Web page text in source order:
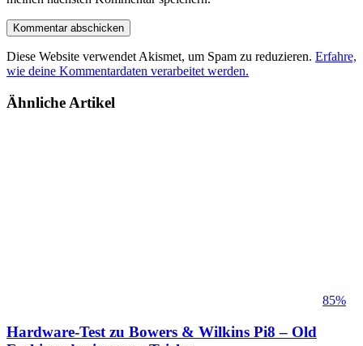
Diese Website verwendet Akismet, um Spam zu reduzieren. Erfahre,
wie deine Kommentardaten verarbeitet werden.
Ähnliche Artikel
85%
Hardware-Test zu Bowers & Wilkins Pi8 – Old